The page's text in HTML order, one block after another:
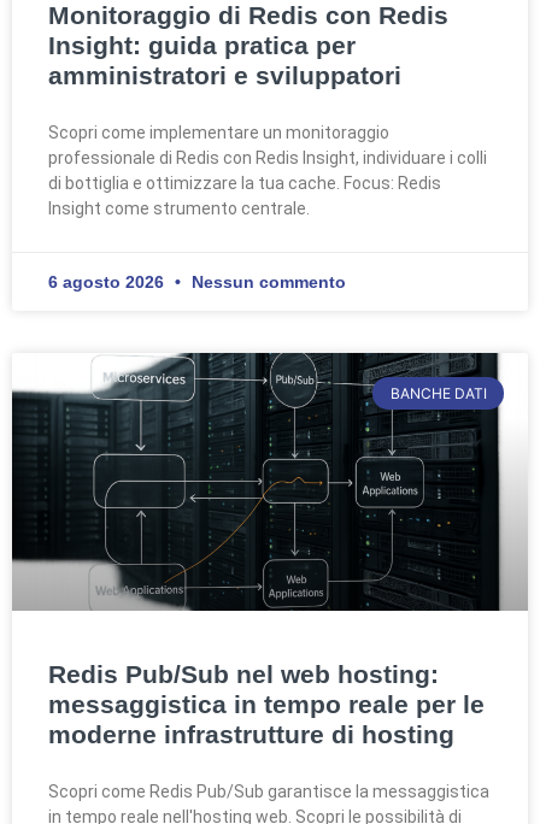
Monitoraggio di Redis con Redis
Insight: guida pratica per
amministratori e sviluppatori
Scopri come implementare un monitoraggio
professionale di Redis con Redis Insight, individuare i colli
di bottiglia e ottimizzare la tua cache. Focus: Redis
Insight come strumento centrale.
6 agosto 2026 Nessun commento
BANCHE DATI
Redis Pub/Sub nel web hosting:
messaggistica in tempo reale per le
moderne infrastrutture di hosting
Scopri come Redis Pub/Sub garantisce la messaggistica
in tempo reale nell'hosting web. Scopri le possibilità di